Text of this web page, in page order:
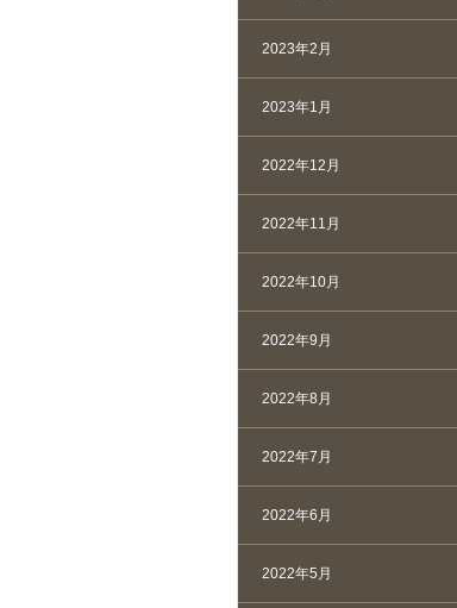
2023年2月
2023年1月
2022年12月
2022年11月
2022年10月
2022年9月
2022年8月
2022年7月
2022年6月
2022年5月